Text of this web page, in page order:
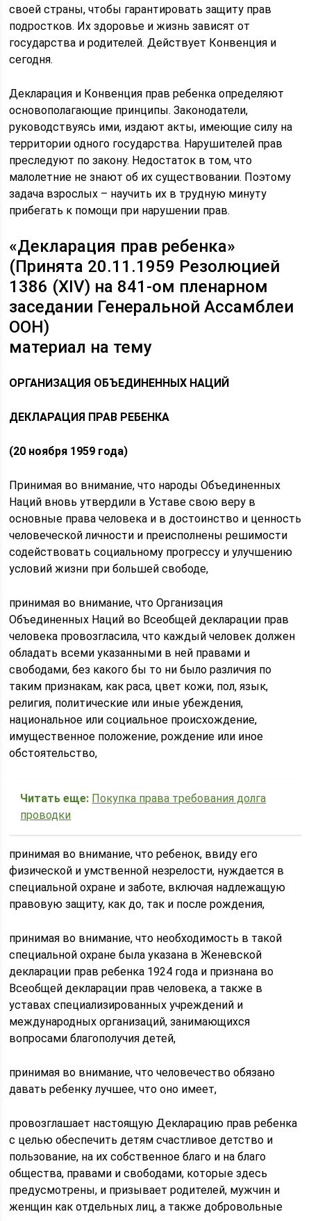
своей страны, чтобы гарантировать защиту прав
подростков. Их здоровье и жизнь зависят от
государства и родителей. Действует Конвенция и
сегодня.
Декларация и Конвенция прав ребенка определяют
основополагающие принципы. Законодатели,
руководствуясь ими, издают акты, имеющие силу на
территории одного государства. Нарушителей прав
преследуют по закону. Недостаток в том, что
малолетние не знают об их существовании. Поэтому
задача взрослых – научить их в трудную минуту
прибегать к помощи при нарушении прав.
«Декларация прав ребенка»
(Принята 20.11.1959 Резолюцией
1386 (XIV) на 841-ом пленарном
заседании Генеральной Ассамблеи
ООН)
материал на тему
ОРГАНИЗАЦИЯ ОБЪЕДИНЕННЫХ НАЦИЙ
ДЕКЛАРАЦИЯ ПРАВ РЕБЕНКА
(20 ноября 1959 года)
Принимая во внимание, что народы Объединенных
Наций вновь утвердили в Уставе свою веру в
основные права человека и в достоинство и ценность
человеческой личности и преисполнены решимости
содействовать социальному прогрессу и улучшению
условий жизни при большей свободе,
принимая во внимание, что Организация
Объединенных Наций во Всеобщей декларации прав
человека провозгласила, что каждый человек должен
обладать всеми указанными в ней правами и
свободами, без какого бы то ни было различия по
таким признакам, как раса, цвет кожи, пол, язык,
религия, политические или иные убеждения,
национальное или социальное происхождение,
имущественное положение, рождение или иное
обстоятельство,
Читать еще: Покупка права требования долга
проводки
принимая во внимание, что ребенок, ввиду его
физической и умственной незрелости, нуждается в
специальной охране и заботе, включая надлежащую
правовую защиту, как до, так и после рождения,
принимая во внимание, что необходимость в такой
специальной охране была указана в Женевской
декларации прав ребенка 1924 года и признана во
Всеобщей декларации прав человека, а также в
уставах специализированных учреждений и
международных организаций, занимающихся
вопросами благополучия детей,
принимая во внимание, что человечество обязано
давать ребенку лучшее, что оно имеет,
провозглашает настоящую Декларацию прав ребенка
с целью обеспечить детям счастливое детство и
пользование, на их собственное благо и на благо
общества, правами и свободами, которые здесь
предусмотрены, и призывает родителей, мужчин и
женщин как отдельных лиц, а также добровольные